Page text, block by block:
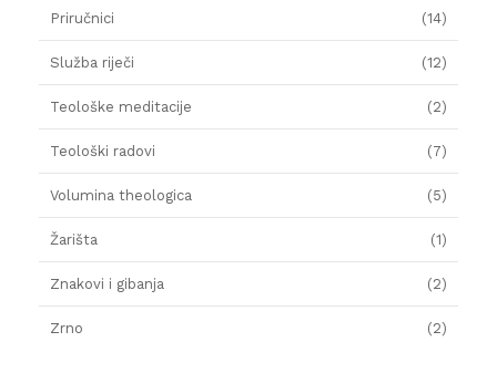
Priručnici (14)
Služba riječi (12)
Teološke meditacije (2)
Teološki radovi (7)
Volumina theologica (5)
Žarišta (1)
Znakovi i gibanja (2)
Zrno (2)